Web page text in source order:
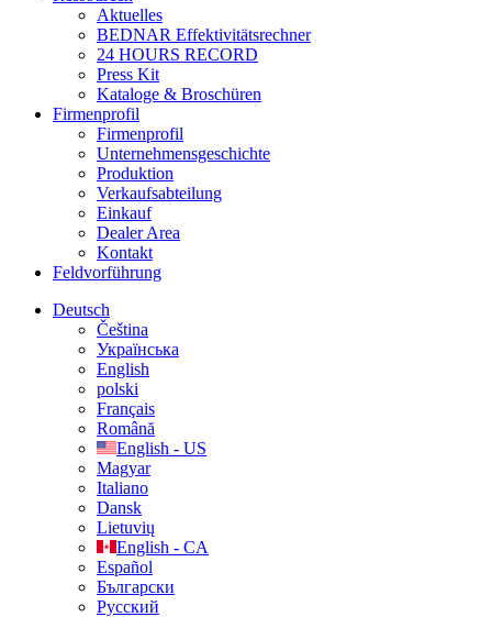
Aktuelles
BEDNAR Effektivitätsrechner
24 HOURS RECORD
Press Kit
Kataloge & Broschüren
Firmenprofil
Firmenprofil
Unternehmensgeschichte
Produktion
Verkaufsabteilung
Einkauf
Dealer Area
Kontakt
Feldvorführung
Deutsch
Čeština
Українська
English
polski
Français
Română
English - US
Magyar
Italiano
Dansk
Lietuvių
English - CA
Español
Български
Русский